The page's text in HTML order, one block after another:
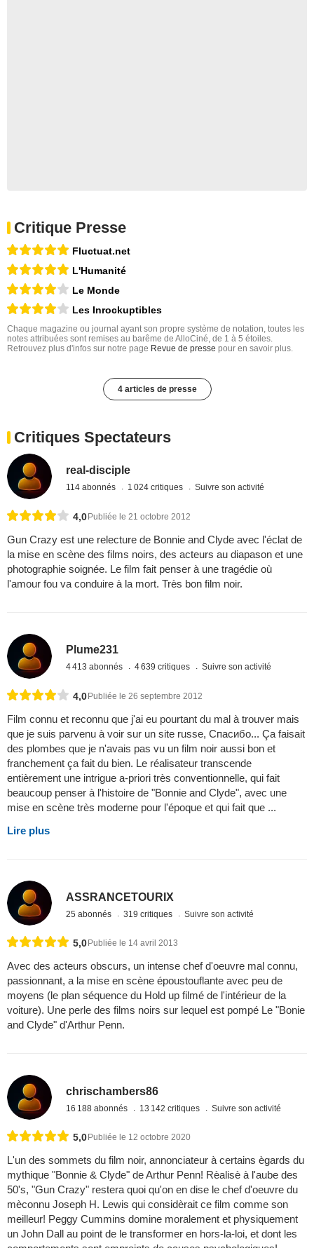
Critique Presse
Fluctuat.net
L'Humanité
Le Monde
Les Inrockuptibles
Chaque magazine ou journal ayant son propre système de notation, toutes les
notes attribuées sont remises au barême de AlloCiné, de 1 à 5 étoiles.
Retrouvez plus d'infos sur notre page Revue de presse pour en savoir plus.
4 articles de presse
Critiques Spectateurs
real-disciple
114 abonnés 1 024 critiques Suivre son activité
4,0Publiée le 21 octobre 2012
Gun Crazy est une relecture de Bonnie and Clyde avec l'éclat de
la mise en scène des films noirs, des acteurs au diapason et une
photographie soignée. Le film fait penser à une tragédie où
l'amour fou va conduire à la mort. Très bon film noir.
Plume231
4 413 abonnés 4 639 critiques Suivre son activité
4,0Publiée le 26 septembre 2012
Film connu et reconnu que j'ai eu pourtant du mal à trouver mais
que je suis parvenu à voir sur un site russe, Спасибо... Ça faisait
des plombes que je n'avais pas vu un film noir aussi bon et
franchement ça fait du bien. Le réalisateur transcende
entièrement une intrigue a-priori très conventionnelle, qui fait
beaucoup penser à l'histoire de "Bonnie and Clyde", avec une
mise en scène très moderne pour l'époque et qui fait que ...
Lire plus
ASSRANCETOURIX
25 abonnés 319 critiques Suivre son activité
5,0 Publiée le 14 avril 2013
Avec des acteurs obscurs, un intense chef d'oeuvre mal connu,
passionnant, a la mise en scène époustouflante avec peu de
moyens (le plan séquence du Hold up filmé de l'intérieur de la
voiture). Une perle des films noirs sur lequel est pompé Le "Bonie
and Clyde" d'Arthur Penn.
chrischambers86
16 188 abonnés 13 142 critiques Suivre son activité
5,0 Publiée le 12 octobre 2020
L'un des sommets du film noir, annonciateur à certains ègards du
mythique "Bonnie & Clyde" de Arthur Penn! Rèalisè à l'aube des
50's, "Gun Crazy" restera quoi qu'on en dise le chef d'oeuvre du
mèconnu Joseph H. Lewis qui considèrait ce film comme son
meilleur! Peggy Cummins domine moralement et physiquement
un John Dall au point de le transformer en hors-la-loi, et dont les